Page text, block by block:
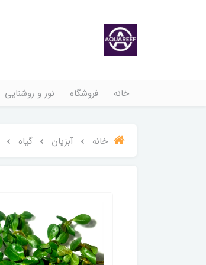
خانه فروشگاه نور و روشنایی
خانه آبزیان گیاه